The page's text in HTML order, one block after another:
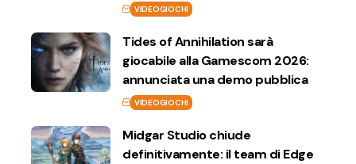
VIDEOGIOCHI
Tides of Annihilation sarà
giocabile alla Gamescom 2026:
annunciata una demo pubblica
VIDEOGIOCHI
Midgar Studio chiude
definitivamente: il team di Edge